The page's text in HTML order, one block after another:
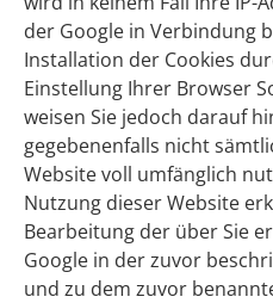
der Google in Verbindung
Installation der Cookies
Einstellung Ihrer Browser
weisen Sie jedoch darauf
gegebenenfalls nicht
Website voll umfänglich
Nutzung dieser Website
Bearbeitung der über Sie
Google in der zuvor
und zu dem zuvor